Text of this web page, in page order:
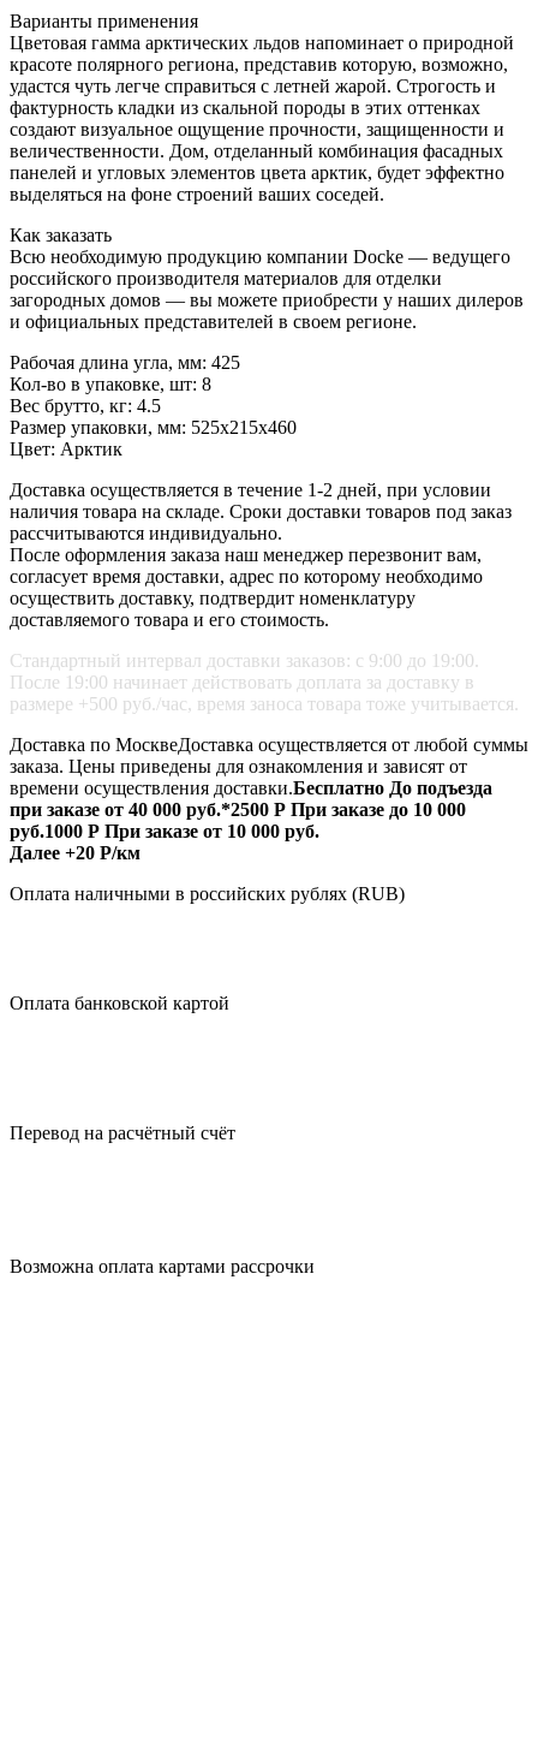
Варианты применения
Цветовая гамма арктических льдов напоминает о природной
красоте полярного региона, представив которую, возможно,
удастся чуть легче справиться с летней жарой. Строгость и
фактурность кладки из скальной породы в этих оттенках
создают визуальное ощущение прочности, защищенности и
величественности. Дом, отделанный комбинация фасадных
панелей и угловых элементов цвета арктик, будет эффектно
выделяться на фоне строений ваших соседей.
Как заказать
Всю необходимую продукцию компании Docke — ведущего
российского производителя материалов для отделки
загородных домов — вы можете приобрести у наших дилеров
и официальных представителей в своем регионе.
Рабочая длина угла, мм: 425
Кол-во в упаковке, шт: 8
Вес брутто, кг: 4.5
Размер упаковки, мм: 525x215x460
Цвет: Арктик
Доставка осуществляется в течение 1-2 дней, при условии
наличия товара на складе. Сроки доставки товаров под заказ
рассчитываются индивидуально.
После оформления заказа наш менеджер перезвонит вам,
согласует время доставки, адрес по которому необходимо
осуществить доставку, подтвердит номенклатуру
доставляемого товара и его стоимость.
Стандартный интервал доставки заказов: с 9:00 до 19:00.
После 19:00 начинает действовать доплата за доставку в
размере +500 руб./час, время заноса товара тоже учитывается.
Доставка по МосквеДоставка осуществляется от любой суммы
заказа. Цены приведены для ознакомления и зависят от
времени осуществления доставки.Бесплатно До подъезда
при заказе от 40 000 руб.*2500 Р При заказе до 10 000
руб.1000 Р При заказе от 10 000 руб.
Далее +20 Р/км
Оплата наличными в российских рублях (RUB)
Оплата банковской картой
Перевод на расчётный счёт
Возможна оплата картами рассрочки